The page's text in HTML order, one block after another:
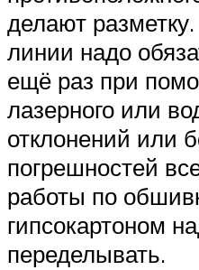
делают
линии надо
ещё раз при
лазерного или
отклонений или
погрешностей
работы по
гипсокартоном
переделывать.